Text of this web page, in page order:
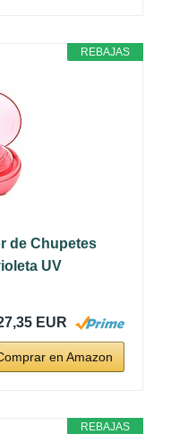
REBAJAS
de Chupetes
UV
EUR
en Amazon
REBAJAS